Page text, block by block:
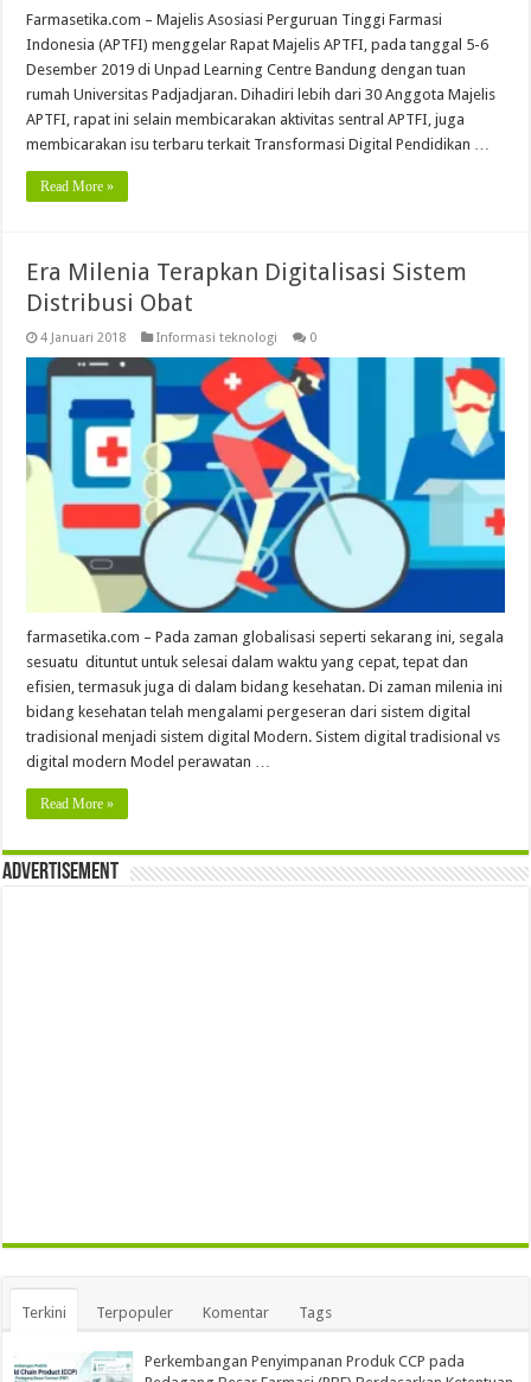
Farmasetika.com – Majelis Asosiasi Perguruan Tinggi Farmasi
Indonesia (APTFI) menggelar Rapat Majelis APTFI, pada tanggal 5-6
Desember 2019 di Unpad Learning Centre Bandung dengan tuan
rumah Universitas Padjadjaran. Dihadiri lebih dari 30 Anggota Majelis
APTFI, rapat ini selain membicarakan aktivitas sentral APTFI, juga
membicarakan isu terbaru terkait Transformasi Digital Pendidikan …
Read More »
Era Milenia Terapkan Digitalisasi Sistem
Distribusi Obat
4 Januari 2018 Informasi teknologi 0
farmasetika.com – Pada zaman globalisasi seperti sekarang ini, segala
sesuatu dituntut untuk selesai dalam waktu yang cepat, tepat dan
efisien, termasuk juga di dalam bidang kesehatan. Di zaman milenia ini
bidang kesehatan telah mengalami pergeseran dari sistem digital
tradisional menjadi sistem digital Modern. Sistem digital tradisional vs
digital modern Model perawatan …
Read More »
Advertisement
Terkini Terpopuler Komentar Tags
Perkembangan Penyimpanan Produk CCP pada